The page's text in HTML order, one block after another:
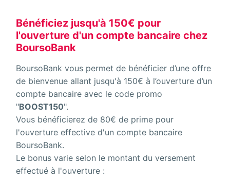
Bénéficiez jusqu'à 150€ pour
l'ouverture d'un compte bancaire chez
BoursoBank
BoursoBank vous permet de bénéficier d’une offre
de bienvenue allant jusqu'à 150€ à l’ouverture d’un
compte bancaire avec le code promo
"BOOST150".
Vous bénéficierez de 80€ de prime pour
l'ouverture effective d'un compte bancaire
BoursoBank.
Le bonus varie selon le montant du versement
effectué à l'ouverture :